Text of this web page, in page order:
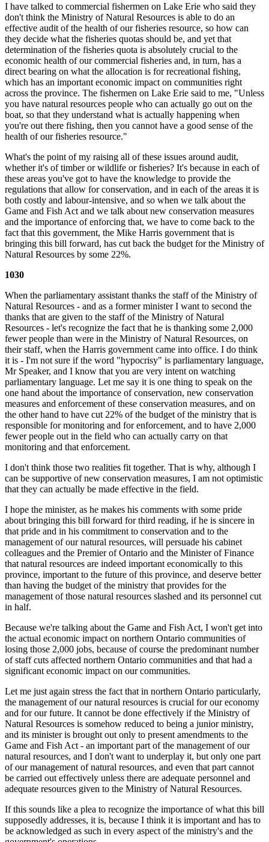
I have talked to commercial fishermen on Lake Erie who said they
don't think the Ministry of Natural Resources is able to do an
effective audit of the health of our fisheries resource, so how can
they decide what the fisheries quotas should be, and yet that
determination of the fisheries quota is absolutely crucial to the
economic health of our commercial fisheries and, in turn, has a
direct bearing on what the allocation is for recreational fishing,
which has an important economic impact on communities right
across the province. The fishermen on Lake Erie said to me, "Unless
you have natural resources people who can actually go out on the
boat, so that they understand what is actually happening when
you're out there fishing, then you cannot have a good sense of the
health of our fisheries resource."
What's the point of my raising all of these issues around audit,
whether it's of timber or wildlife or fisheries? It's because in each of
these areas you've got to have the knowledge to provide the
regulations that allow for conservation, and in each of the areas it is
both costly and labour-intensive, and so when we talk about the
Game and Fish Act and we talk about new conservation measures
and the importance of enforcing that, we have to come back to the
fact that this government, the Mike Harris government that is
bringing this bill forward, has cut back the budget for the Ministry of
Natural Resources by some 22%.
1030
When the parliamentary assistant thanks the staff of the Ministry of
Natural Resources - and as a former minister I want to second the
thanks that are given to the staff of the Ministry of Natural
Resources - let's recognize the fact that he is thanking some 2,000
fewer people than were in the Ministry of Natural Resources, on
their staff, when the Harris government came into office. I do think
it is - I'm not sure if the word "hypocrisy" is parliamentary language,
Mr Speaker, and I know that you are very intent on watching
parliamentary language. Let me say it is one thing to speak on the
one hand about the importance of conservation, new conservation
measures and enforcement of these conservation measures, and on
the other hand to have cut 22% of the budget of the ministry that is
responsible for monitoring and for enforcement, and to have 2,000
fewer people out in the field who can actually carry on that
monitoring and that enforcement.
I don't think those two realities fit together. That is why, although I
can be supportive of new conservation measures, I am not optimistic
that they can actually be made effective in the field.
I hope the minister, as he makes his comments with some pride
about bringing this bill forward for third reading, if he is sincere in
that pride and in his commitment to conservation and to the
management of our natural resources, will persuade his cabinet
colleagues and the Premier of Ontario and the Minister of Finance
that natural resources are indeed important economically to this
province, important to the future of this province, and deserve better
than having the budget of the ministry that provides for the
management of those natural resources slashed and its personnel cut
in half.
Because we're talking about the Game and Fish Act, I won't get into
the actual economic impact on northern Ontario communities of
losing those 2,000 jobs, because of course the predominant number
of staff cuts affected northern Ontario communities and that had a
significant economic impact on our communities.
Let me just again stress the fact that in northern Ontario particularly,
the management of our natural resources is crucial for our economy
and for our future. It cannot be done effectively if the Ministry of
Natural Resources is somehow reduced to being a junior ministry,
and its minister is brought out only to present amendments to the
Game and Fish Act - an important part of the management of our
natural resources, and I don't want to underplay it, but only one part
of our management of natural resources, and even that part cannot
be carried out effectively unless there are adequate personnel and
adequate resources given to the Ministry of Natural Resources.
If this sounds like a plea to recognize the importance of what this bill
supposedly addresses, it is, because I think it is important and has to
be acknowledged as such in every aspect of the ministry's and the